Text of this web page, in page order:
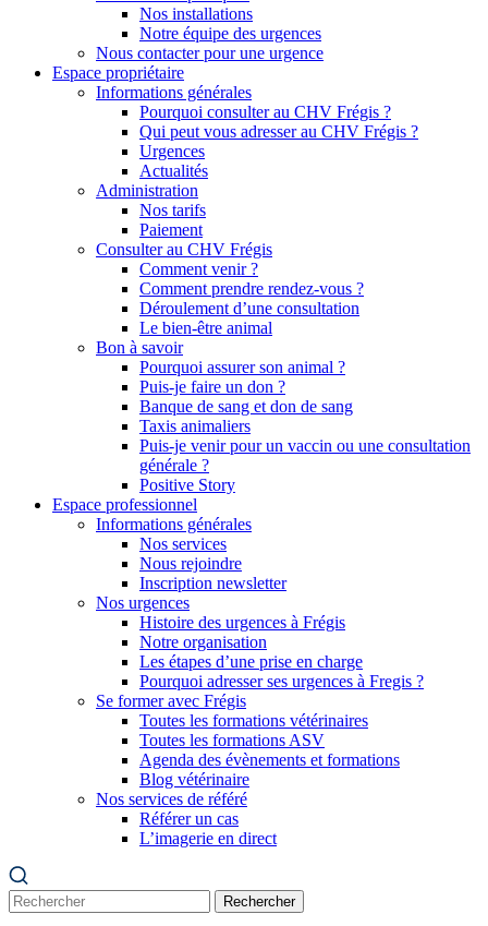
Nos installations
Notre équipe des urgences
Nous contacter pour une urgence
Espace propriétaire
Informations générales
Pourquoi consulter au CHV Frégis ?
Qui peut vous adresser au CHV Frégis ?
Urgences
Actualités
Administration
Nos tarifs
Paiement
Consulter au CHV Frégis
Comment venir ?
Comment prendre rendez-vous ?
Déroulement d’une consultation
Le bien-être animal
Bon à savoir
Pourquoi assurer son animal ?
Puis-je faire un don ?
Banque de sang et don de sang
Taxis animaliers
Puis-je venir pour un vaccin ou une consultation
générale ?
Positive Story
Espace professionnel
Informations générales
Nos services
Nous rejoindre
Inscription newsletter
Nos urgences
Histoire des urgences à Frégis
Notre organisation
Les étapes d’une prise en charge
Pourquoi adresser ses urgences à Fregis ?
Se former avec Frégis
Toutes les formations vétérinaires
Toutes les formations ASV
Agenda des évènements et formations
Blog vétérinaire
Nos services de référé
Référer un cas
L’imagerie en direct
Rechercher